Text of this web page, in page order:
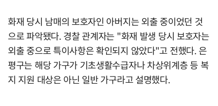
화재 당시 남매의 보호자인 아버지는 외출 중이었던 것
으로 파악됐다. 경찰 관계자는 "화재 발생 당시 보호자는
외출 중으로 특이사항은 확인되지 않았다"고 전했다. 은
평구는 해당 가구가 기초생활수급자나 차상위계층 등 복
지 지원 대상은 아닌 일반 가구라고 설명했다.